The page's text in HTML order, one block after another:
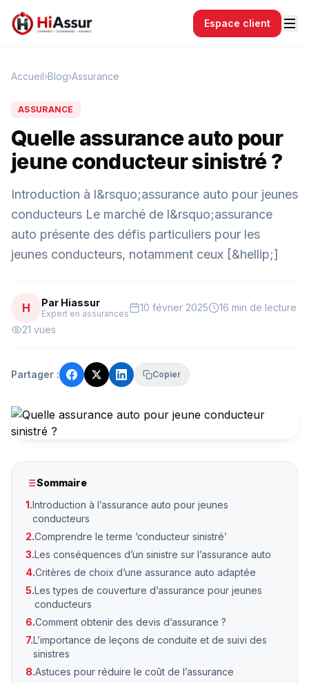
Espace client
Accueil›Blog›Assurance
ASSURANCE
Quelle assurance auto pour
jeune conducteur sinistré ?
Introduction à l&rsquo;assurance auto pour jeunes
conducteurs Le marché de l&rsquo;assurance
auto présente des défis particuliers pour les
jeunes conducteurs, notamment ceux [&hellip;]
H Par Hiassur
Expert en assurances 10 février 2025
16 min de lecture
21 vues
Partager : Copier
Sommaire
1.Introduction à l’assurance auto pour jeunes
conducteurs
2.Comprendre le terme ‘conducteur sinistré’
3.Les conséquences d’un sinistre sur l’assurance auto
4.Critères de choix d’une assurance auto adaptée
5.Les types de couverture d’assurance pour jeunes
conducteurs
6.Comment obtenir des devis d’assurance ?
7.L’importance de leçons de conduite et de suivi des
sinistres
8.Astuces pour réduire le coût de l’assurance